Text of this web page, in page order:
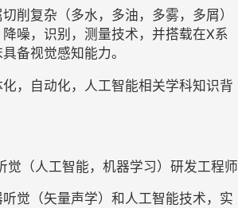
削复杂（多水，多油，多雾，多屑）
噪，识别，测量技术，并搭载在X系
备视觉感知能力。
，自动化，人工智能相关学科知识背
（人工智能，机器学习）研发工程师
觉（矢量声学）和人工智能技术，实